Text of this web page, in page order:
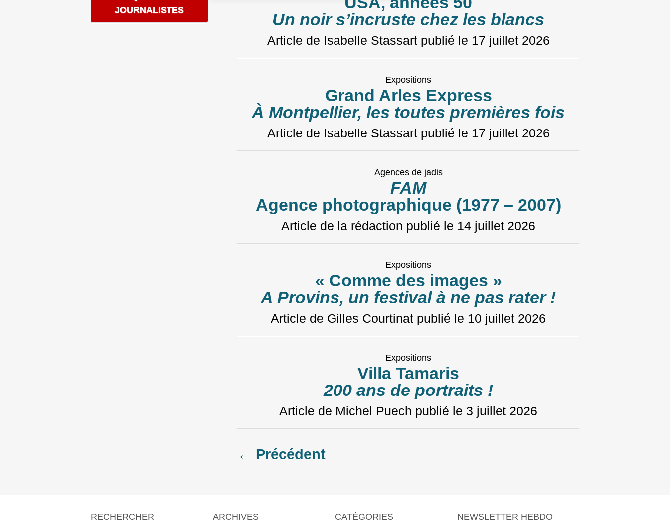
Un noir s’incruste chez les blancs
Article de Isabelle Stassartpublié le 17 juillet 2026
Expositions
Grand Arles Express
À Montpellier, les toutes premières fois
Article de Isabelle Stassartpublié le 17 juillet 2026
Agences de jadis
FAM
Agence photographique (1977 – 2007)
Article de la rédaction publié le 14 juillet 2026
Expositions
« Comme des images »
A Provins, un festival à ne pas rater !
Article de Gilles Courtinat publié le 10 juillet 2026
Expositions
Villa Tamaris
200 ans de portraits !
Article de Michel Puech publié le 3 juillet 2026
Posts
← Précédent
JOURNALISTES
RECHERCHER ARCHIVES CATÉGORIES NEWSLETTER HEBDO